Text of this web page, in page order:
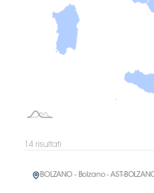
Media
Contatti
Assicurazione
14 risultati
BOLZANO - Bolzano - AST-